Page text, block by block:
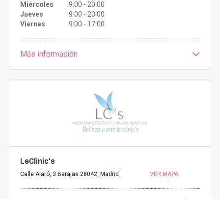
Miércoles
9:00 - 20:00
Jueves
9:00 - 20:00
Viernes
9:00 - 17:00
Más información
LeClinic's
Calle Alaró, 3 Barajas 28042, Madrid VER MAPA